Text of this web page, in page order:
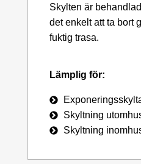
Skylten är
det enkelt att ta bort
fuktig trasa.
Lämplig för:
Skyltning
Skyltning